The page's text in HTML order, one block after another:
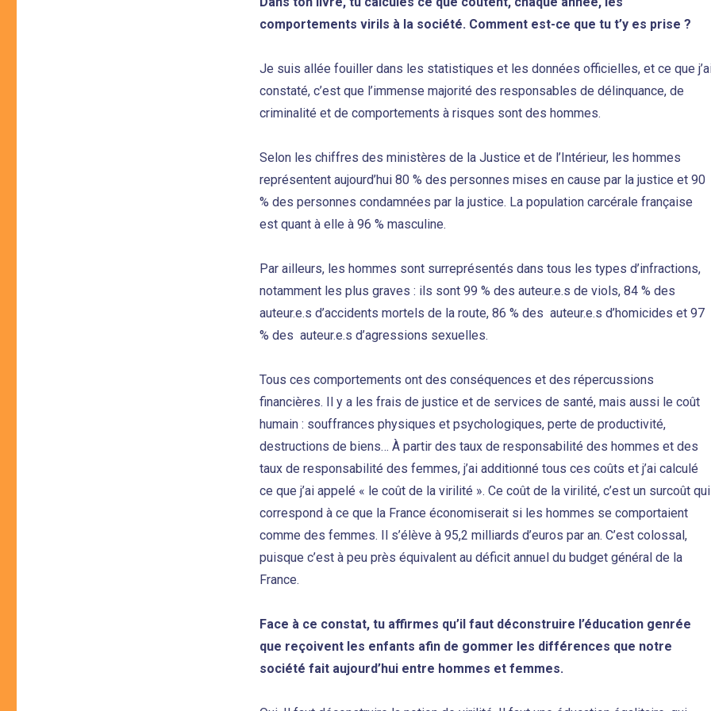
comportements virils à la société. Comment est-ce que tu t’y es prise ?
Je suis allée fouiller dans les statistiques et les données officielles, et ce que
constaté, c’est que l’immense majorité des responsables de délinquance, de
criminalité et de comportements à risques sont des hommes.
Selon les chiffres des ministères de la Justice et de l’Intérieur, les hommes
représentent aujourd’hui 80 % des personnes mises en cause par la justice et 90
% des personnes condamnées par la justice. La population carcérale française
est quant à elle à 96 % masculine.
Par ailleurs, les hommes sont surreprésentés dans tous les types d’infractions,
notamment les plus graves : ils sont 99 % des auteur.e.s de viols, 84 % des
auteur.e.s d’accidents mortels de la route, 86 % des auteur.e.s d’homicides et 97
% des auteur.e.s d’agressions sexuelles.
Tous ces comportements ont des conséquences et des répercussions
financières. Il y a les frais de justice et de services de santé, mais aussi le coût
humain : souffrances physiques et psychologiques, perte de productivité,
destructions de biens… À partir des taux de responsabilité des hommes et des
taux de responsabilité des femmes, j’ai additionné tous ces coûts et j’ai calculé
ce que j’ai appelé « le coût de la virilité ». Ce coût de la virilité, c’est un surcoût qui
correspond à ce que la France économiserait si les hommes se comportaient
comme des femmes. Il s’élève à 95,2 milliards d’euros par an. C’est colossal,
puisque c’est à peu près équivalent au déficit annuel du budget général de la
France.
Face à ce constat, tu affirmes qu’il faut déconstruire l’éducation genrée
que reçoivent les enfants afin de gommer les différences que notre
société fait aujourd’hui entre hommes et femmes.